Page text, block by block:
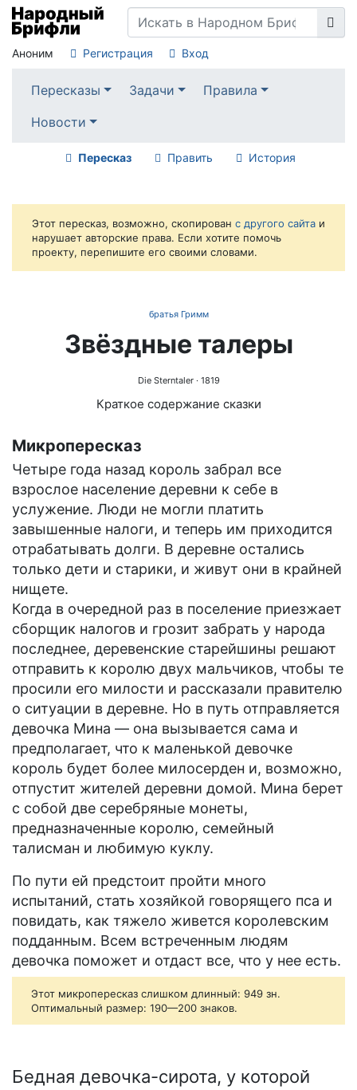
Аноним Регистрация Вход
Пересказы Задачи
Правила
Новости
Пересказ Править История
Этот пересказ, возможно, скопирован с другого сайта и
нарушает авторские права. Если хотите помочь
проекту, перепишите его своими словами.
братья Гримм
Звёздные талеры
Die Sterntaler· 1819
Краткое содержание сказки
Микропересказ
Четыре года назад король забрал все
взрослое население деревни к себе в
услужение. Люди не могли платить
завышенные налоги, и теперь им приходится
отрабатывать долги. В деревне остались
только дети и старики, и живут они в крайней
нищете.
Когда в очередной раз в поселение приезжает
сборщик налогов и грозит забрать у народа
последнее, деревенские старейшины решают
отправить к королю двух мальчиков, чтобы те
просили его милости и рассказали правителю
о ситуации в деревне. Но в путь отправляется
девочка Мина — она вызывается сама и
предполагает, что к маленькой девочке
король будет более милосерден и, возможно,
отпустит жителей деревни домой. Мина берет
с собой две серебряные монеты,
предназначенные королю, семейный
талисман и любимую куклу.
По пути ей предстоит пройти много
испытаний, стать хозяйкой говорящего пса и
повидать, как тяжело живется королевским
подданным. Всем встреченным людям
девочка поможет и отдаст все, что у нее есть.
Этот микропересказ слишком длинный: 949 зн.
Оптимальный размер: 190—200 знаков.
Бедная девочка-сирота, у которой